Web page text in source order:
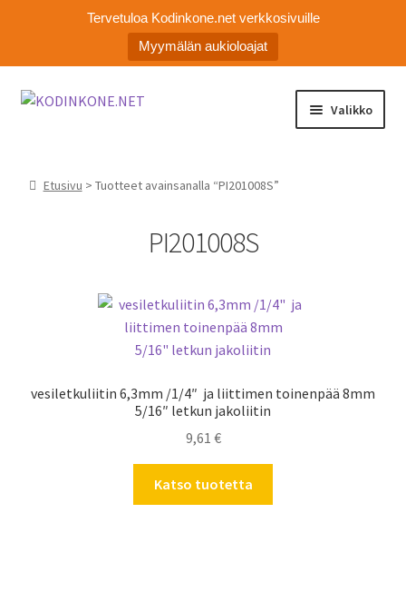
Tervetuloa Kodinkone.net verkkosivuille
Myymälän aukioloajat
Siirry
Siirry
Valikko
Asiakaspalvelu
Etusivu > Tuotteet avainsanalla “PI201008S”
PI201008S
vesiletkuliitin 6,3mm /1/4″ ja liittimen toinenpää 8mm
5/16″ letkun jakoliitin
9,61 €
Katso tuotetta